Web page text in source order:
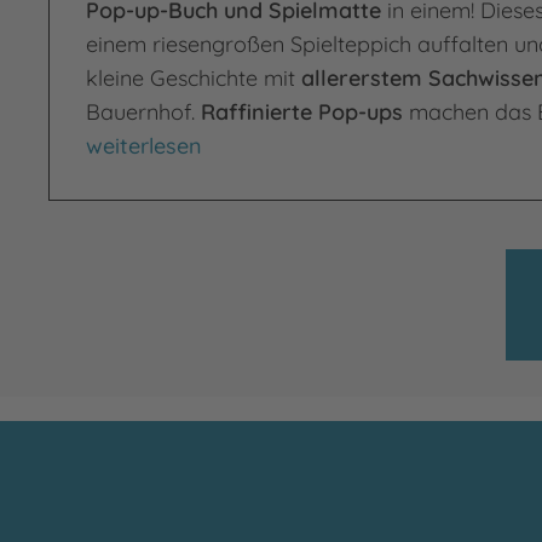
Pop-up-Buch und Spielmatte in einem!
einem riesengroßen Spielteppich auffalten
kleine Geschichte mit allererstem
Bauernhof. Raffinierte Pop-ups machen das
Spiel mit! Bauernhof
weiterlesen